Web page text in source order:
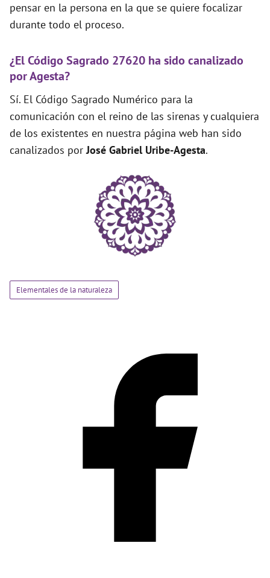
pensar en la persona en la que se quiere focalizar
durante todo el proceso.
¿El Código Sagrado 27620 ha sido canalizado
por Agesta?
Sí. El Código Sagrado Numérico para la
comunicación con el reino de las sirenas y cualquiera
de los existentes en nuestra página web han sido
canalizados porJosé Gabriel Uribe-Agesta.
Elementales de la naturaleza